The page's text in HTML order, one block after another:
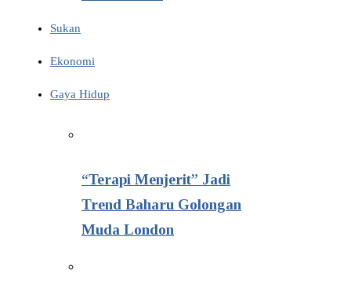
Sukan
Ekonomi
Gaya Hidup
“Terapi Menjerit” Jadi
Trend Baharu Golongan
Muda London